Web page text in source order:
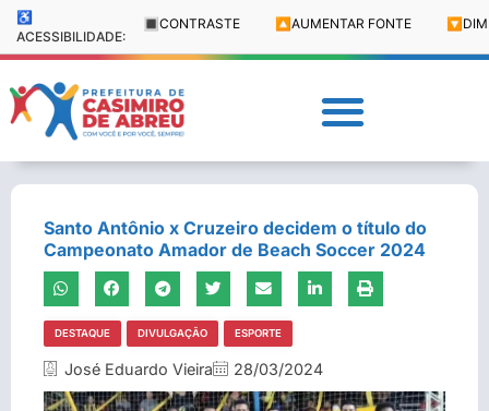
♿
ACESSIBILIDADE:
🔳 CONTRASTE 🔼 AUMENTAR FONTE 🔽
Santo Antônio x Cruzeiro decidem o título do
Campeonato Amador de Beach Soccer 2024
DESTAQUE DIVULGAÇÃO ESPORTE
José Eduardo Vieira 28/03/2024